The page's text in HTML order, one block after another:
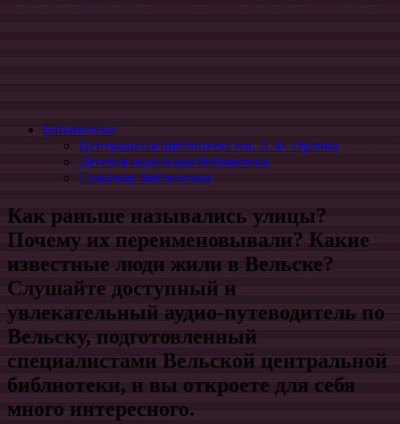
Библиотеки
Центральная библиотека им. А.Ф. Орлова
Детская модельная библиотека
Сельские библиотеки
Как раньше назывались улицы?
Почему их переименовывали? Какие
известные люди жили в Вельске?
Слушайте доступный и
увлекательный аудио-путеводитель по
Вельску, подготовленный
специалистами Вельской центральной
библиотеки, и вы откроете для себя
много интересного.